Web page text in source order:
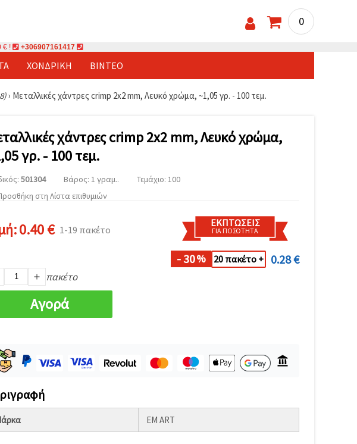
0
€ ! +306907161417
ΧΟΝΔΡΙΚΉ ΒΊΝΤΕΟ
› Μεταλλικές χάντρες crimp 2x2 mm, Λευκό χρώμα, ~1,05 γρ. - 100 τεμ.
χάντρες crimp 2x2 mm, Λευκό χρώμα,
γρ. - 100 τεμ.
501304 Βάρος: 1 γραμ..
Τεμάχιο: 100
στη Λίστα επιθυμιών
0.40 € 1-19 πακέτο
ΕΚΠΤΏΣΕΙΣ
ΓΙΑ ΠΟΣΌΤΗΤΑ
- 30% 20 πακέτο + 0.28 €
πακέτο
Αγορά
EM ART